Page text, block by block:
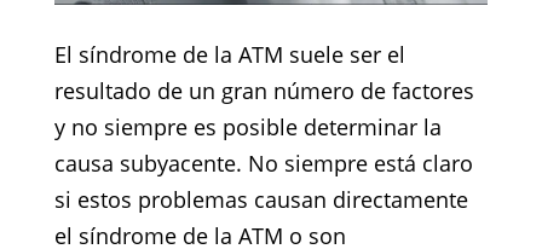
El síndrome de la ATM suele ser el
resultado de un gran número de factores
y no siempre es posible determinar la
causa subyacente. No siempre está claro
si estos problemas causan directamente
el síndrome de la ATM o son